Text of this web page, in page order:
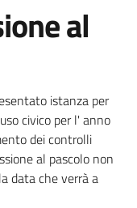
al
istanza per
civico per l' anno
dei controlli
al pascolo non
data che verrà a